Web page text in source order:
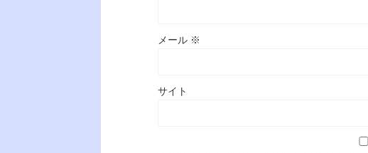
メール ※
サイト